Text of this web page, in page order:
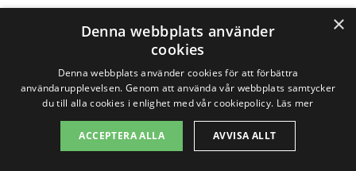
städprodukter:Om städningen
kräver särskilda maskiner eller
rengöringsmedel, kan detta också
påverka kostnaderna. Vissa
städfirmor inkluderar kostnader för
dessa i sina erbjudanden, medan
×
Denna webbplats använder
cookies
Denna webbplats använder cookies för att förbättra
användarupplevelsen. Genom att använda vår webbplats samtycker
du till alla cookies i enlighet med vår cookiepolicy. Läs mer
ACCEPTERA ALLA AVVISA ALLT